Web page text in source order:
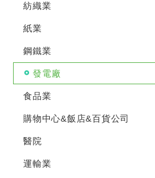
紡織業
紙業
鋼鐵業
發電廠
食品業
購物中心&飯店&百貨公司
醫院
運輸業